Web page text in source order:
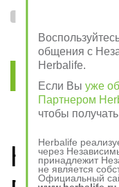
Я согласен на
условиями
общения с
Herbalife.
Если Выуже
Партнером
чтобы
Herbalife
через
принадлежит
не является
Официальный